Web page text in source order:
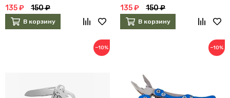
135 ₽ 150 ₽
В корзину
135 ₽ 150 ₽
В корзину
−10% −10%